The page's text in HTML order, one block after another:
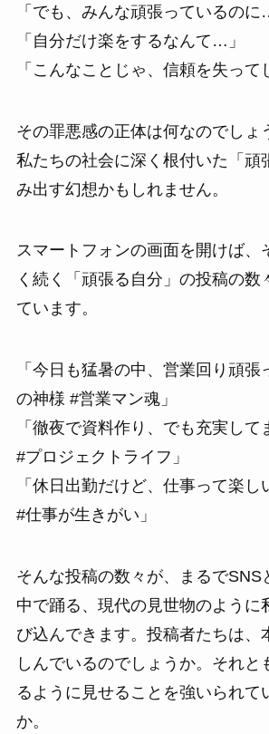
「でも、みんな頑張っているのに
「自分だけ楽をするなんて…」
「こんなことじゃ、信頼を失って
その罪悪感の正体は何なのでしょ
私たちの社会に深く根付いた「頑
み出す幻想かもしれません。
スマートフォンの画面を開けば、
く続く「頑張る自分」の投稿の数
ています。
「今日も猛暑の中、営業回り頑
の神様 #営業マン魂」
「徹夜で資料作り、でも充実して
#プロジェクトライフ」
「休日出勤だけど、仕事って楽し
#仕事が生きがい」
そんな投稿の数々が、まるでSNS
中で踊る、現代の見世物のように
び込んできます。投稿者たちは、
しんでいるのでしょうか。それと
るように見せることを強いられて
か。